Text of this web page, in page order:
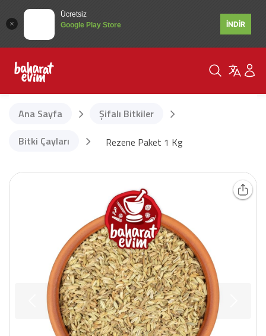
Ücretsiz
Google Play Store
İNDİR
Ana Sayfa
Şifalı Bitkiler
Bitki Çayları
Rezene Paket 1 Kg